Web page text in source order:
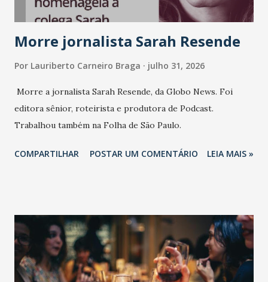
Morre jornalista Sarah Resende
Por Lauriberto Carneiro Braga julho 31, 2026
Morre a jornalista Sarah Resende, da Globo News. Foi
editora sênior, roteirista e produtora de Podcast.
Trabalhou também na Folha de São Paulo.
COMPARTILHAR POSTAR UM COMENTÁRIO LEIA MAIS »